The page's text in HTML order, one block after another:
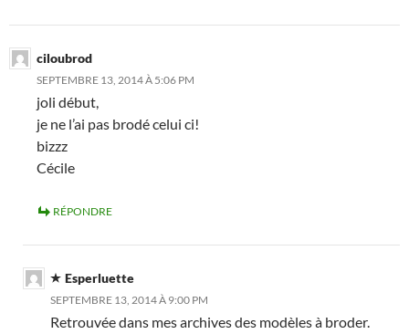
ciloubrod
SEPTEMBRE 13, 2014 À 5:06 PM
joli début,
je ne l’ai pas brodé celui ci!
bizzz
Cécile
RÉPONDRE
Esperluette
SEPTEMBRE 13, 2014 À 9:00 PM
Retrouvée dans mes archives des modèles à broder.